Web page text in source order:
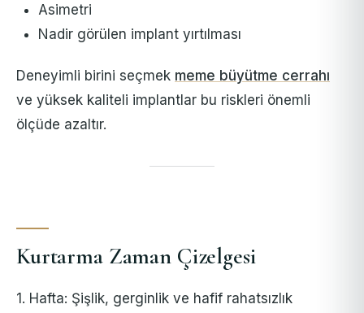
Asimetri
Nadir görülen implant yırtılması
Deneyimli birini seçmek meme büyütme cerrahı
ve yüksek kaliteli implantlar bu riskleri önemli
ölçüde azaltır.
Kurtarma Zaman Çizelgesi
1. Hafta: Şişlik, gerginlik ve hafif rahatsızlık